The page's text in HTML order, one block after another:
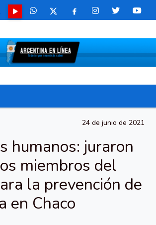
24 de junio de 2021
humanos: juraron
miembros del
la prevención de
en Chaco